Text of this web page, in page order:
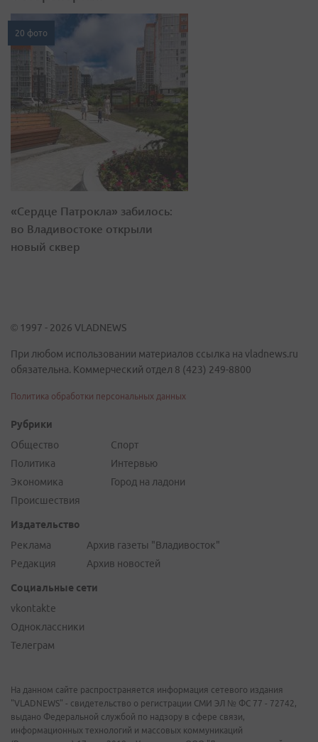
20 фото
«Сердце Патрокла» забилось:
во Владивостоке открыли
новый сквер
© 1997 - 2026 VLADNEWS
При любом использовании материалов ссылка на vladnews.ru
обязательна. Коммерческий отдел 8 (423) 249-8800
Политика обработки персональных данных
Рубрики
Общество
Политика
Экономика
Происшествия
Спорт
Интервью
Город на ладони
Издательство
Реклама
Редакция
Архив газеты "Владивосток"
Архив новостей
Социальные сети
vkontakte
Одноклассники
Телеграм
На данном сайте распространяется информация сетевого издания
"VLADNEWS" - свидетельство о регистрации СМИ ЭЛ № ФС 77 - 72742,
выдано Федеральной службой по надзору в сфере связи,
информационных технологий и массовых коммуникаций